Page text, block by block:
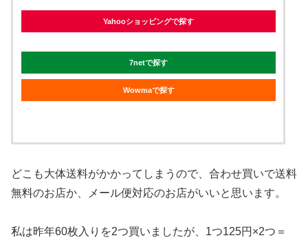
Yahooショッピングで探す
7netで探す
Wowmaで探す
どこも大体送料がかかってしまうので、合わせ買いで送料
無料のお店か、メール便対応のお店がいいと思います。
私は昨年60枚入りを2つ買いましたが、1つ125円×2つ＝